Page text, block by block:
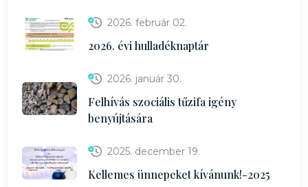
2026. február 02.
2026. évi hulladéknaptár
2026. január 30.
Felhívás szociális tűzifa igény
benyújtására
2025. december 19.
Kellemes ünnepeket kívánunk!-2025